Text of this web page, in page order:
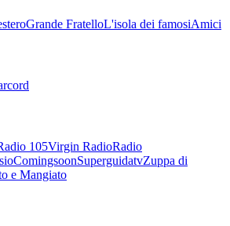
Grande FratelloL'isola dei famosiAmici
105Virgin RadioRadio
ComingsoonSuperguidatvZuppa di
e Mangiato